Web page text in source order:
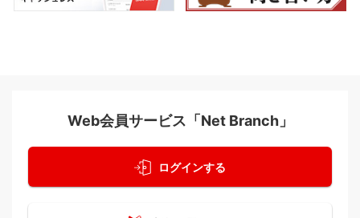
Web会員サービス 「Net Branch」
ログインする